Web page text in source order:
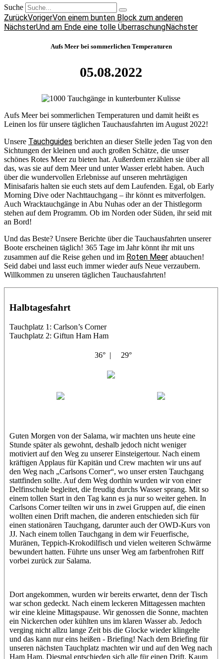
Suche
ZurückVorigerVon einem bunten Block zum anderen
NächsterUnd am Ende eine tolle ÜberraschungNächster
Aufs Meer bei sommerlichen Temperaturen
05.08.2022
Aufs Meer bei sommerlichen Temperaturen und damit heißt es
Leinen los für unsere täglichen Tauchausfahrten im August 2022!
Unsere Tauchguides berichten an dieser Stelle jeden Tag von den
Sichtungen der kleinen und auch großen Schätze, die unser
schönes Rotes Meer zu bieten hat. Außerdem erzählen sie über all
das, was sie auf dem Meer und unter Wasser erlebt haben. Auch
über die wundervollen Erlebnisse auf unseren mehrtägigen
Minisafaris halten sie euch stets auf dem Laufenden. Egal, ob Early
Morning Dive oder Nachttauchgang – ihr könnt es mitverfolgen.
Auch Wracktauchgänge in Abu Nuhas oder an der Thistlegorm
stehen auf dem Programm. Ob im Norden oder Süden, ihr seid mit
an Bord!
Und das Beste? Unsere Berichte über die Tauchausfahrten unserer
Boote erscheinen täglich! 365 Tage im Jahr könnt ihr mit uns
zusammen auf die Reise gehen und im Roten Meer abtauchen!
Seid dabei und lasst euch immer wieder aufs Neue verzaubern.
Willkommen zu unseren täglichen Tauchausfahrten!
Halbtagesfahrt
Tauchplatz 1: Carlson’s Corner
Tauchplatz 2: Giftun Ham Ham
36° | 29°
Guten Morgen von der Salama, wir machten uns heute eine
Stunde später als gewohnt, deshalb jedoch nicht weniger
motiviert auf den Weg zu unserer Einsteigertour. Nach einem
kräftigen Applaus für Kapitän und Crew machten wir uns auf
den Weg nach „Carlsons Corner“, wo unser ersten Tauchgang
stattfinden sollte. Auf dem Weg dorthin wurden wir von einer
Delfinschule begleitet, die freudig durchs Wasser sprang. Mit so
einem tollen Start in den Tag kann es ja nur so weiter gehen. In
Carlsons Corner teilten wir uns in zwei Gruppen auf, die einen
wollten einen Drift machen, die anderen entschieden sich für
einen stationären Tauchgang, darunter auch der OWD-Kurs von
JJ. Nach einem tollen Tauchgang in dem wir Feuerfische,
Muränen, Teppich-Krokodilfisch und vielen weiteren Schwärme
bewundert hatten. Führte uns unser Weg am farbenfrohen Riff
vorbei zurück zur Salama.
Dort angekommen, wurden wir bereits erwartet, denn der Tisch
war schon gedeckt. Nach einem leckeren Mittagessen machten
wir eine kleine Mittagspause. Wir genossen die Sonne, machten
ein Nickerchen oder kühlten uns im klaren Wasser ab. Jedoch
verging nicht allzu lange Zeit bis die Glocke wieder klingelte
und das kann nur eins heißen - Briefing! Nach dem Briefing für
unseren nächsten Tauchplatz machten wir und auf den Weg nach
Ham Ham. Diesmal entschieden sich alle für einen Drift. Kaum